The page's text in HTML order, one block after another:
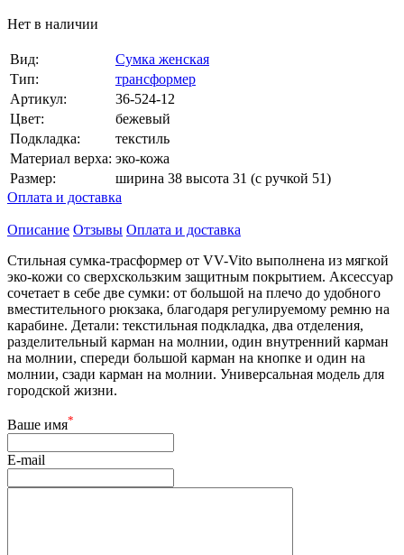
Нет в наличии
Вид:
Сумка женская
Тип:
трансформер
Артикул:
36-524-12
Цвет:
бежевый
Подкладка:
текстиль
Материал верха: эко-кожа
Размер:
ширина 38 высота 31 (с ручкой 51)
Оплата и доставка
Описание Отзывы Оплата и доставка
Стильная сумка-трасформер от VV-Vito выполнена из мягкой
эко-кожи со сверхскользким защитным покрытием. Аксессуар
сочетает в себе две сумки: от большой на плечо до удобного
вместительного рюкзака, благодаря регулируемому ремню на
карабине. Детали: текстильная подкладка, два отделения,
разделительный карман на молнии, один внутренний карман
на молнии, спереди большой карман на кнопке и один на
молнии, сзади карман на молнии. Универсальная модель для
городской жизни.
Ваше имя*
E-mail